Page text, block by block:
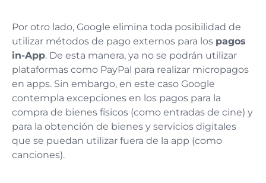
Por otro lado, Google elimina toda posibilidad de
utilizar métodos de pago externos para los pagos
in-App. De esta manera, ya no se podrán utilizar
plataformas como PayPal para realizar micropagos
en apps. Sin embargo, en este caso Google
contempla excepciones en los pagos para la
compra de bienes físicos (como entradas de cine) y
para la obtención de bienes y servicios digitales
que se puedan utilizar fuera de la app (como
canciones).